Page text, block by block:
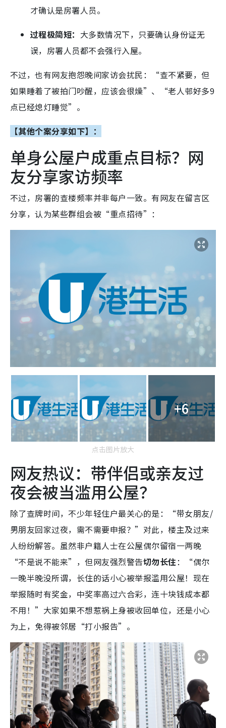
才确认是房署人员。
过程极简短： 大多数情况下，只要确认身份证无
误，房署人员都不会强行入屋。
不过，也有网友抱怨晚间家访会扰民：“查不紧要，但
如果睡着了被拍门吵醒，应该会很燥”、“老人邨好多9
点已经熄灯睡觉”。
【其他个案分享如下】 ：
单身公屋户成重点目标？网
友分享家访频率
不过，房署的查楼频率并非每户一致。有网友在留言区
分享，认为某些群组会被“重点招待”：
+6
点击图片放大
网友热议：带伴侣或亲友过
夜会被当滥用公屋？
除了查牌时间，不少年轻住户最关心的是：“带女朋友/
男朋友回家过夜，需不需要申报？”对此，楼主及过来
人纷纷解答。虽然非户籍人士在公屋偶尔留宿一两晚
“不是说不能来”，但网友强烈警告切勿长住：“偶尔
一晚半晚没所谓，长住的话小心被举报滥用公屋！现在
举报随时有奖金，中奖率高过六合彩，连十块钱成本都
不用！”大家如果不想惹祸上身被收回单位，还是小心
为上，免得被邻居“打小报告”。